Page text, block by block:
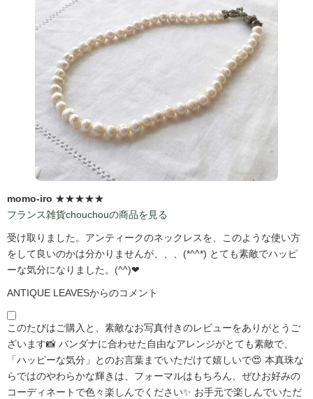
momo-iro ★★★★★
フランス雑貨chouchouの商品を見る
受け取りました。アンティークのネックレスを、このような使い方
をして良いのかは分かりませんが、、、(*^^*) とても素敵でハッピ
ーな気分になりました。(^^)❤
ANTIQUE LEAVESからのコメント
このたびはご購入と、素敵なお写真付きのレビューをありがとうご
ざいます📸 バンダナに合わせた自由なアレンジがとても素敵で、
「ハッピーな気分」とのお言葉までいただけて嬉しいで😍 本真珠な
らではのやわらかな輝きは、フォーマルはもちろん、ぜひお好みの
コーディネートで色々楽しんでください✨ お手元で楽しんでいただ